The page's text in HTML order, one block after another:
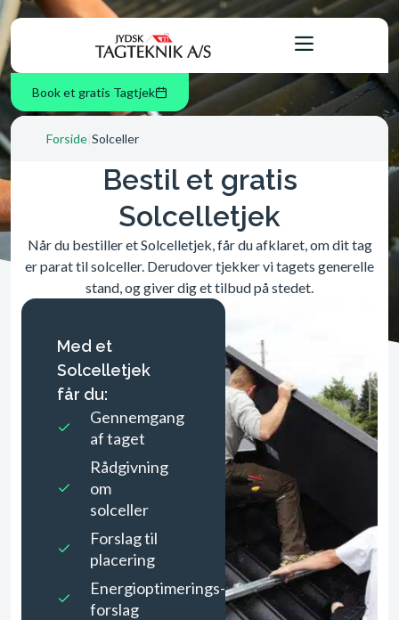
Book et gratis Tagtjek
Forside Solceller
Bestil et gratis
Solcelletjek
Når du bestiller et Solcelletjek, får du afklaret, om dit tag
er parat til solceller. Derudover tjekker vi tagets generelle
stand, og giver dig et tilbud på stedet.
Med et
Solcelletjek
får du:
Gennemgang
af taget
Rådgivning
om
solceller
Forslag til
placering
Energioptimerings-
forslag